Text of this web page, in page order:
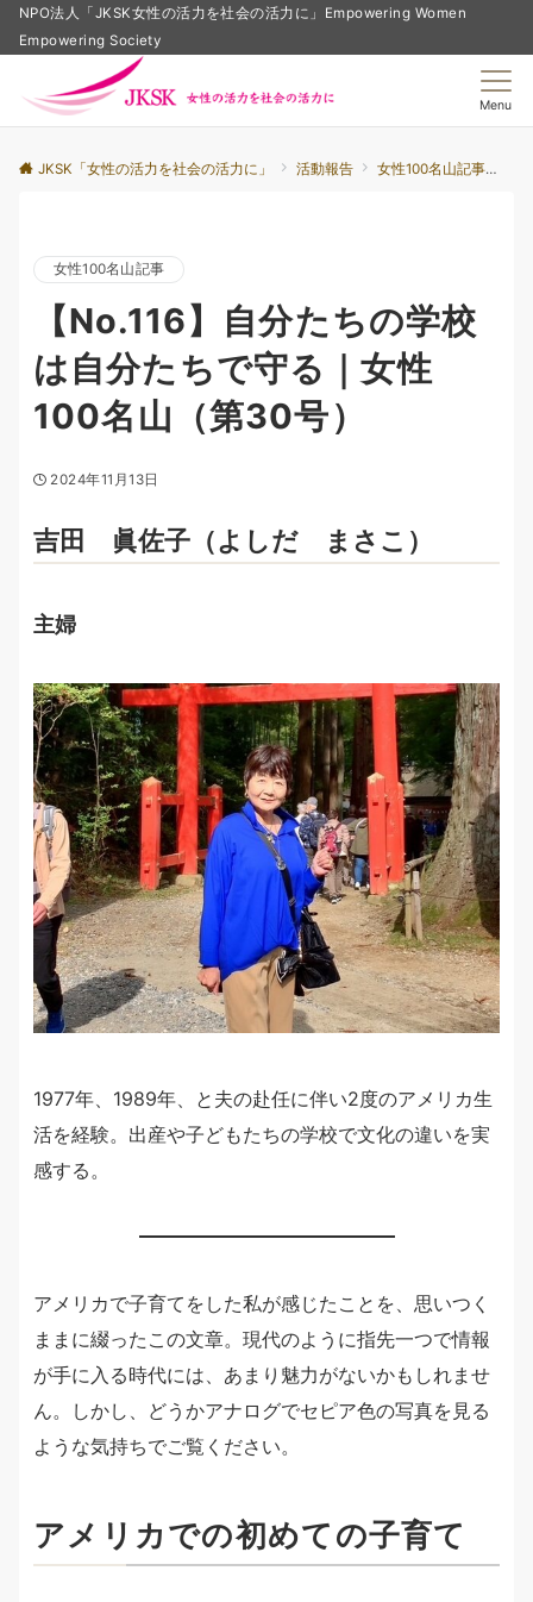
NPO法人「JKSK女性の活力を社会の活力に」Empowering Women
Empowering Society
Menu
JKSK「女性の活力を社会の活力に」 活動報告 女性100名山記事
女性100名山記事
【No.116】自分たちの学校
は自分たちで守る｜女性
100名山（第30号）
2024年11月13日
吉田 眞佐子（よしだ まさこ）
主婦
1977年、1989年、と夫の赴任に伴い2度のアメリカ生
活を経験。出産や子どもたちの学校で文化の違いを実
感する。
アメリカで子育てをした私が感じたことを、思いつく
ままに綴ったこの文章。現代のように指先一つで情報
が手に入る時代には、あまり魅力がないかもしれませ
ん。しかし、どうかアナログでセピア色の写真を見る
ような気持ちでご覧ください。
アメリカでの初めての子育て